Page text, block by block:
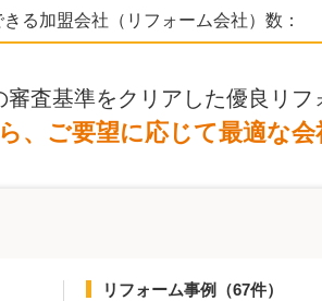
る加盟会社（リフォーム会社）数：
査基準をクリアした優良リフ
、ご要望に応じて最適な
リフォーム事例 （67件）